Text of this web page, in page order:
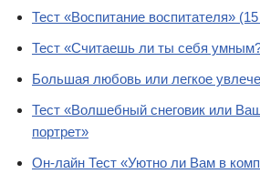
Тест «Воспитание воспитателя»
Тест «Считаешь ли ты себя
Большая любовь или легкое
Тест «Волшебный снеговик или
портрет»
Он-лайн Тест «Уютно ли Вам в